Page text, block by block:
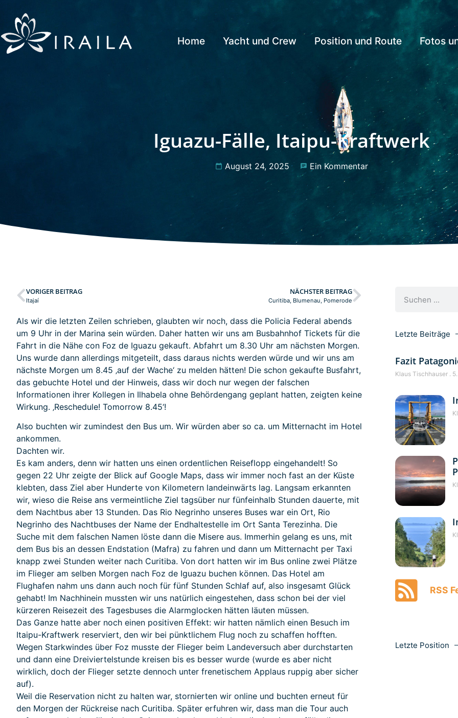
Home Yacht und Crew Position und Route Fotos
Iguazu-Fälle, Itaipu-Kraftwerk
August 24, 2025 Ein Kommentar
VORIGER BEITRAG
Itajaí
NÄCHSTER BEITRAG
Curitiba, Blumenau, Pomerode
Als wir die letzten Zeilen schrieben, glaubten wir noch, dass die Policia Federal abends
um 9 Uhr in der Marina sein würden. Daher hatten wir uns am Busbahnhof Tickets für die
Fahrt in die Nähe con Foz de Iguazu gekauft. Abfahrt um 8.30 Uhr am nächsten Morgen.
Uns wurde dann allerdings mitgeteilt, dass daraus nichts werden würde und wir uns am
nächste Morgen um 8.45 ‚auf der Wache‘ zu melden hätten! Die schon gekaufte Busfahrt,
das gebuchte Hotel und der Hinweis, dass wir doch nur wegen der falschen
Informationen ihrer Kollegen in Ilhabela ohne Behördengang geplant hatten, zeigten keine
Wirkung. ‚Reschedule! Tomorrow 8.45‘!
Also buchten wir zumindest den Bus um. Wir würden aber so ca. um Mitternacht im Hotel
ankommen.
Dachten wir.
Es kam anders, denn wir hatten uns einen ordentlichen Reiseflopp eingehandelt! So
gegen 22 Uhr zeigte der Blick auf Google Maps, dass wir immer noch fast an der Küste
klebten, dass Ziel aber Hunderte von Kilometern landeinwärts lag. Langsam erkannten
wir, wieso die Reise ans vermeintliche Ziel tagsüber nur fünfeinhalb Stunden dauerte, mit
dem Nachtbus aber 13 Stunden. Das Rio Negrinho unseres Buses war ein Ort, Rio
Negrinho des Nachtbuses der Name der Endhaltestelle im Ort Santa Terezinha. Die
Suche mit dem falschen Namen löste dann die Misere aus. Immerhin gelang es uns, mit
dem Bus bis an dessen Endstation (Mafra) zu fahren und dann um Mitternacht per Taxi
knapp zwei Stunden weiter nach Curitiba. Von dort hatten wir im Bus online zwei Plätze
im Flieger am selben Morgen nach Foz de Iguazu buchen können. Das Hotel am
Flughafen nahm uns dann auch noch für fünf Stunden Schlaf auf, also insgesamt Glück
gehabt! Im Nachhinein mussten wir uns natürlich eingestehen, dass schon bei der viel
kürzeren Reisezeit des Tagesbuses die Alarmglocken hätten läuten müssen.
Das Ganze hatte aber noch einen positiven Effekt: wir hatten nämlich einen Besuch im
Itaipu-Kraftwerk reserviert, den wir bei pünktlichem Flug noch zu schaffen hofften.
Wegen Starkwindes über Foz musste der Flieger beim Landeversuch aber durchstarten
und dann eine Dreiviertelstunde kreisen bis es besser wurde (wurde es aber nicht
wirklich, doch der Flieger setzte dennoch unter frenetischem Applaus ruppig aber sicher
auf).
Weil die Reservation nicht zu halten war, stornierten wir online und buchten erneut für
den Morgen der Rückreise nach Curitiba. Später erfuhren wir, dass man die Tour auch
Letzte Beiträge
Fazit
Klaus Tischhauser
RSS
Letzte Position